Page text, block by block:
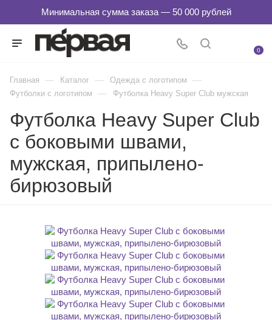
0
Главная — Каталог — Одежда с логотипом —
Футболки с логотипом — Футболка Heavy Super Club мужская
Футболка Heavy Super Club
с боковыми швами,
мужская, припылено-
бирюзовый